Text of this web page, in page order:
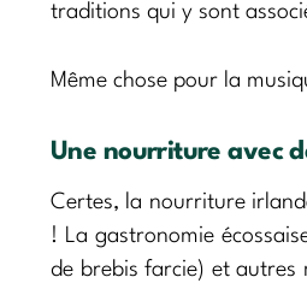
traditions qui y sont
Même chose pour la
Une nourriture avec
Certes, la nourriture
! La gastronomie
de brebis farcie) et